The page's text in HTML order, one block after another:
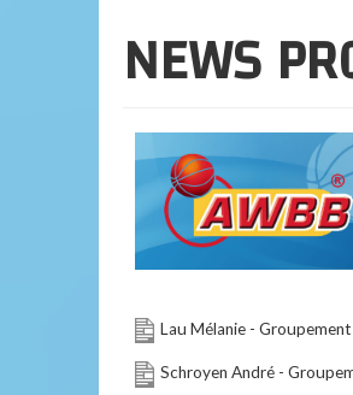
NEWS
Lau Mélanie -
Schroyen André -